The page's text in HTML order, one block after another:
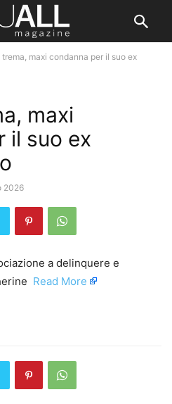
maxi condanna per il suo ex
maxi
il suo ex
2026
a delinquere e
Read More